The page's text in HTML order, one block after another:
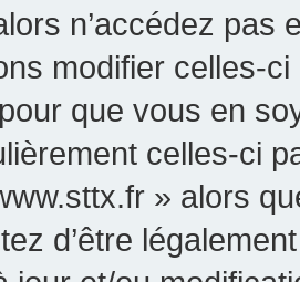
n’accédez pas
modifier celles-
que vous en
celles-ci
» alors
d’être